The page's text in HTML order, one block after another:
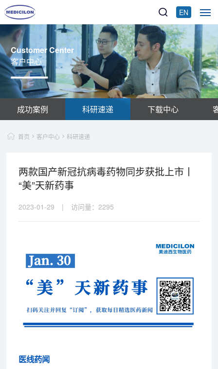
EN
Customer Center
客户中心
成功案例 科研速递 下载中心
首页 客户中心 科研速递
两款国产新冠抗病毒药物同步获批上市丨
“美”天新药事
2023-01-29 | 访问量： 2295
医线药闻